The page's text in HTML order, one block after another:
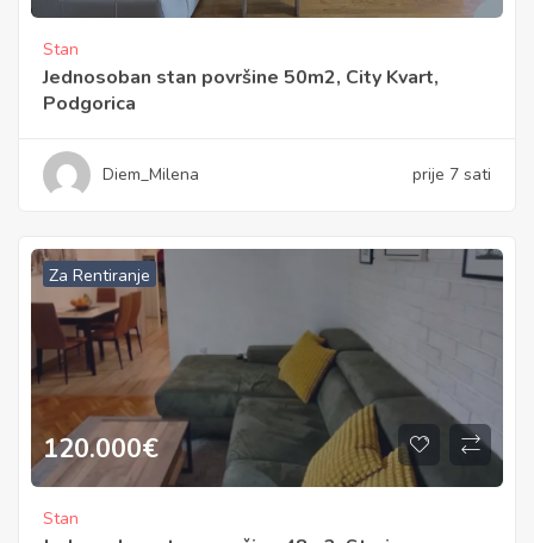
Stan
Jednosoban stan površine 50m2, City Kvart,
Podgorica
Diem_Milena prije 7 sati
Za Rentiranje
120.000€
Stan